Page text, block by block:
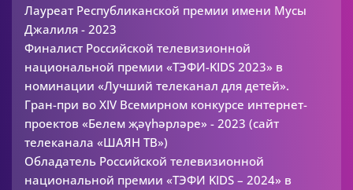
Лауреат Республиканской премии имени Мусы
Джалиля - 2023
Финалист Российской телевизионной
национальной премии «ТЭФИ-KIDS 2023» в
номинации «Лучший телеканал для детей».
Гран-при во XIV Всемирном конкурсе интернет-
проектов «Белем җәүһәрләре» - 2023 (сайт
телеканала «ШАЯН ТВ»)
Обладатель Российской телевизионной
национальной премии «ТЭФИ KIDS – 2024» в